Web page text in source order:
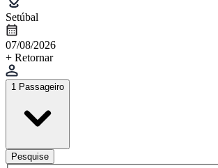
Setúbal
07/08/2026
+ Retornar
1 Passageiro
Pesquise